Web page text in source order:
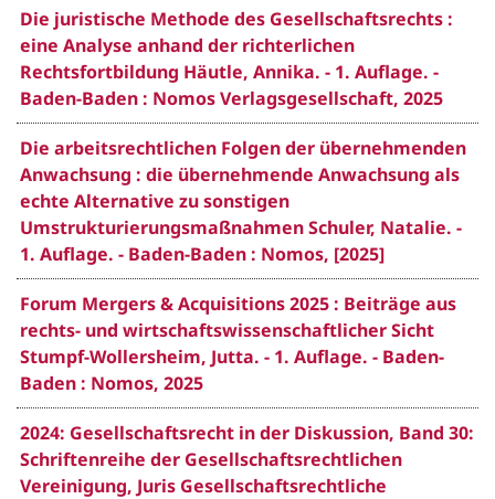
Die juristische Methode des Gesellschaftsrechts :
eine Analyse anhand der richterlichen
Rechtsfortbildung Häutle, Annika. - 1. Auflage. -
Baden-Baden : Nomos Verlagsgesellschaft, 2025
Die arbeitsrechtlichen Folgen der übernehmenden
Anwachsung : die übernehmende Anwachsung als
echte Alternative zu sonstigen
Umstrukturierungsmaßnahmen Schuler, Natalie. -
1. Auflage. - Baden-Baden : Nomos, [2025]
Forum Mergers & Acquisitions 2025 : Beiträge aus
rechts- und wirtschaftswissenschaftlicher Sicht
Stumpf-Wollersheim, Jutta. - 1. Auflage. - Baden-
Baden : Nomos, 2025
2024: Gesellschaftsrecht in der Diskussion, Band 30:
Schriftenreihe der Gesellschaftsrechtlichen
Vereinigung, Juris Gesellschaftsrechtliche